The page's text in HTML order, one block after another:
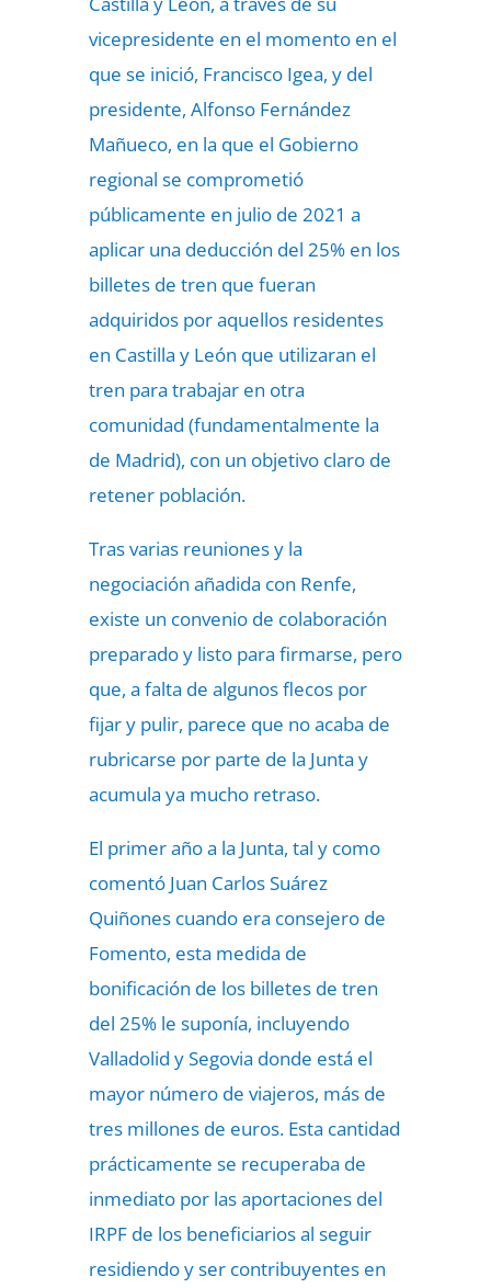
vicepresidente en el momento en el
que se inició, Francisco Igea, y del
presidente, Alfonso Fernández
Mañueco, en la que el Gobierno
regional se comprometió
públicamente en julio de 2021 a
aplicar una deducción del 25% en los
billetes de tren que fueran
adquiridos por aquellos residentes
en Castilla y León que utilizaran el
tren para trabajar en otra
comunidad (fundamentalmente la
de Madrid), con un objetivo claro de
retener población.
Tras varias reuniones y la
negociación añadida con Renfe,
existe un convenio de colaboración
preparado y listo para firmarse, pero
que, a falta de algunos flecos por
fijar y pulir, parece que no acaba de
rubricarse por parte de la Junta y
acumula ya mucho retraso.
El primer año a la Junta, tal y como
comentó Juan Carlos Suárez
Quiñones cuando era consejero de
Fomento, esta medida de
bonificación de los billetes de tren
del 25% le suponía, incluyendo
Valladolid y Segovia donde está el
mayor número de viajeros, más de
tres millones de euros. Esta cantidad
prácticamente se recuperaba de
inmediato por las aportaciones del
IRPF de los beneficiarios al seguir
residiendo y ser contribuyentes en